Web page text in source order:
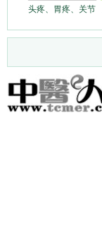
头疼、胃疼、关节